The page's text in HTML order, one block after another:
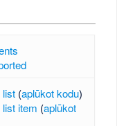
list (aplūkot kodu)
item (aplūkot